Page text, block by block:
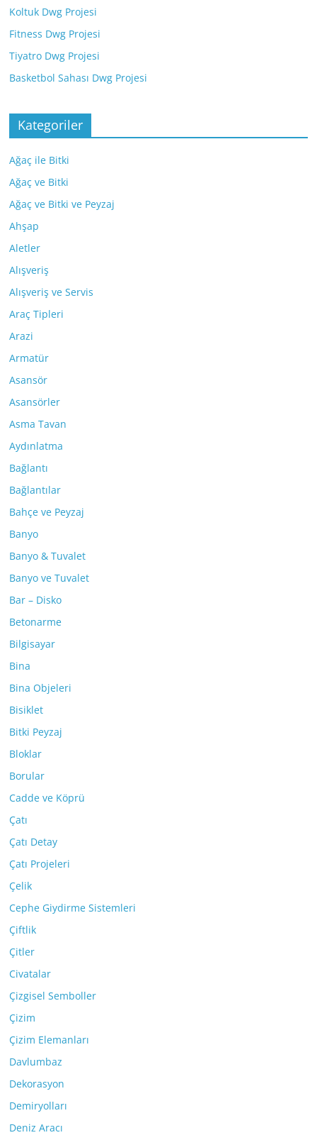
Koltuk Dwg Projesi
Fitness Dwg Projesi
Tiyatro Dwg Projesi
Basketbol Sahası Dwg Projesi
Kategoriler
Ağaç ile Bitki
Ağaç ve Bitki
Ağaç ve Bitki ve Peyzaj
Ahşap
Aletler
Alışveriş
Alışveriş ve Servis
Araç Tipleri
Arazi
Armatür
Asansör
Asansörler
Asma Tavan
Aydınlatma
Bağlantı
Bağlantılar
Bahçe ve Peyzaj
Banyo
Banyo & Tuvalet
Banyo ve Tuvalet
Bar – Disko
Betonarme
Bilgisayar
Bina
Bina Objeleri
Bisiklet
Bitki Peyzaj
Bloklar
Borular
Cadde ve Köprü
Çatı
Çatı Detay
Çatı Projeleri
Çelik
Cephe Giydirme Sistemleri
Çiftlik
Çitler
Civatalar
Çizgisel Semboller
Çizim
Çizim Elemanları
Davlumbaz
Dekorasyon
Demiryolları
Deniz Aracı